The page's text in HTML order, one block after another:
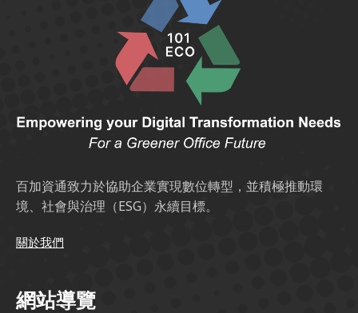
百加資通致力於協助企業實現數位轉型，並積極推動環
境、社會與治理（ESG）永續目標。
關於我們
網站導覽